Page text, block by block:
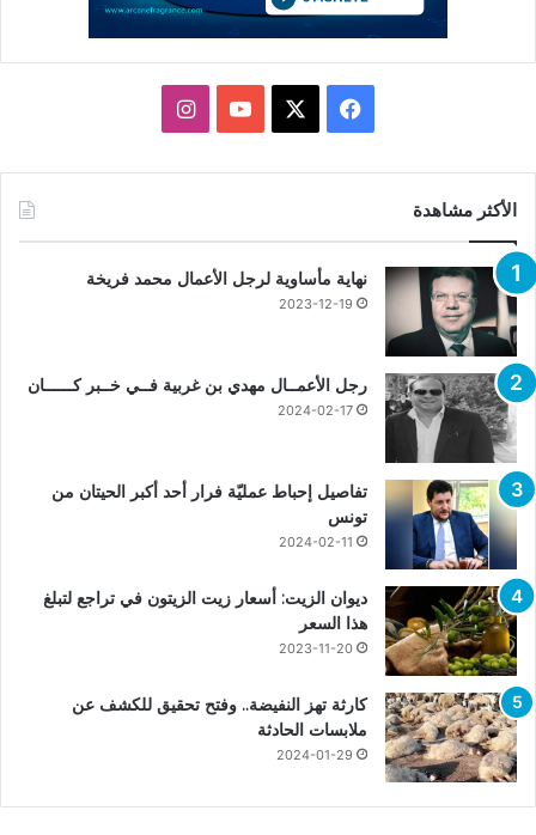
فيسبوك يوتيوبانستقرام
الأكثر مشاهدة
نهاية مأساوية لرجل الأعمال محمد فريخة
2023-12-19
رجل الأعمــال مهدي بن غربية فــي خــبر كــــــان
2024-02-17
تفاصيل إحباط عمليّة فرار أحد أكبر الحيتان من
تونس
2024-02-11
ديوان الزيت: أسعار زيت الزيتون في تراجع لتبلغ
هذا السعر
2023-11-20
كارثة تهز النفيضة.. وفتح تحقيق للكشف عن
ملابسات الحادثة
2024-01-29